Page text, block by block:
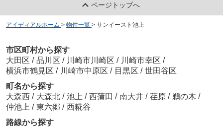
ページトップへ
アイディアルホーム > 物件一覧 > サンイースト池上
市区町村から探す
大田区 / 品川区 / 川崎市川崎区 / 川崎市幸区 /
横浜市鶴見区 / 川崎市中原区 / 目黒区 / 世田谷区
町名から探す
大森西 / 大森北 / 池上 / 西蒲田 / 南大井 / 荏原 / 鵜の木 /
仲池上 / 東六郷 / 西糀谷
路線から探す